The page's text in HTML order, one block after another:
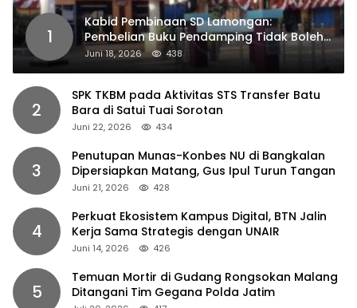
1
Kabid Pembinaan SD Lamongan:
Pembelian Buku Pendamping Tidak Boleh
Dipaksakan
Juni 18, 2026 438
2
SPK TKBM pada Aktivitas STS Transfer Batu
Bara di Satui Tuai Sorotan
Juni 22, 2026 434
3
Penutupan Munas-Konbes NU di Bangkalan
Dipersiapkan Matang, Gus Ipul Turun Tangan
Juni 21, 2026 428
4
Perkuat Ekosistem Kampus Digital, BTN Jalin
Kerja Sama Strategis dengan UNAIR
Juni 14, 2026 426
5
Temuan Mortir di Gudang Rongsokan Malang
Ditangani Tim Gegana Polda Jatim